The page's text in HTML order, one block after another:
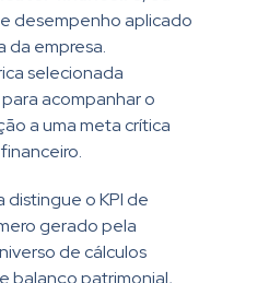
desempenho aplicado
da empresa.
selecionada
acompanhar o
a uma meta crítica
distingue o KPI de
gerado pela
de cálculos
balanço patrimonial,